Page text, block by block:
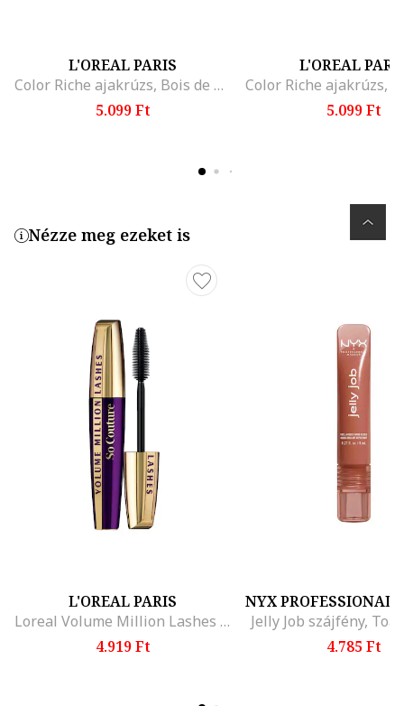
L'OREAL PARIS
Color Riche ajakrúzs, Bois de Rose
5.099 Ft
L'OREAL
5.099 Ft
Nézze meg ezeket is
L'OREAL PARIS
Loreal Volume Million Lashes So Couture Black Eyelash szempillaspirál
4.919 Ft
NYX PROFESSIONAL
Jelly Job szájfény,
4.785 Ft